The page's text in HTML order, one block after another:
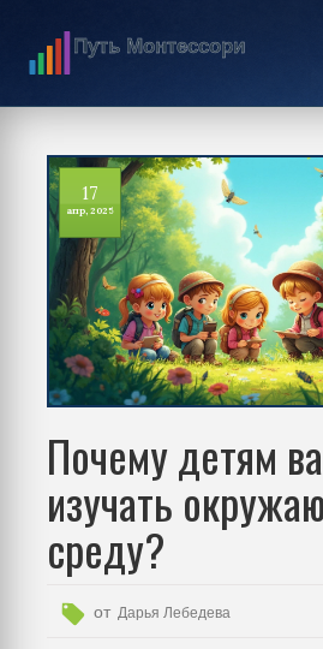
17
апр, 2025
Почему детям
изучать
среду?
от Дарья Лебедева